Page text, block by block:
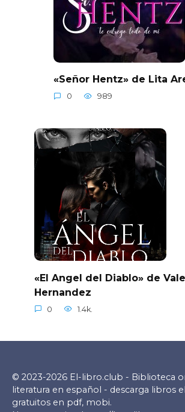
«Señor Hentz» de Lita
0 989
«El Angel del Diablo» de
Hernandez
0 1.4k.
© 2023-2026 El-libro.club - Biblioteca
literatura en español - descarga libros
gratuitos en pdf, mobi.